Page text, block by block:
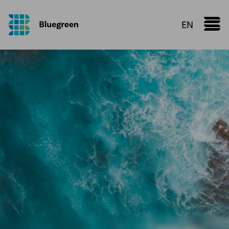
EN
Marine Donut
Faktaark
Kunnskapsdeling
Konfigurator
Vi leverer
Oppdrettsanlegg
Røranlegg
Plastsveis
VA infrastruktur